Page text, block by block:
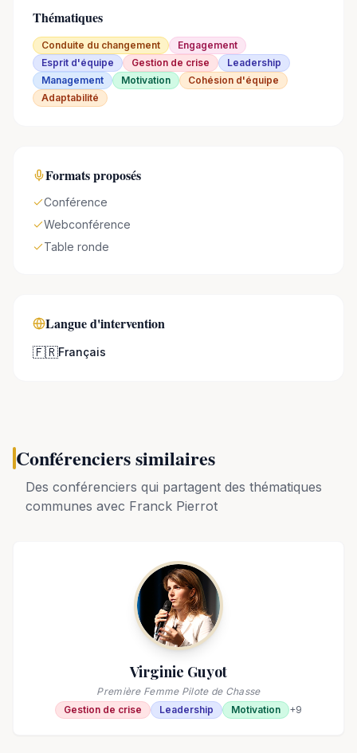
Thématiques
Conduite du changement
Engagement
Esprit d'équipe
Gestion de crise
Leadership
Management
Motivation
Cohésion d'équipe
Adaptabilité
Formats proposés
Conférence
Webconférence
Table ronde
Langue d'intervention
🇫🇷Français
Conférenciers similaires
Des conférenciers qui partagent des thématiques
communes avec Franck Pierrot
Virginie Guyot
Première Femme Pilote de Chasse
Gestion de crise
Leadership Motivation +9